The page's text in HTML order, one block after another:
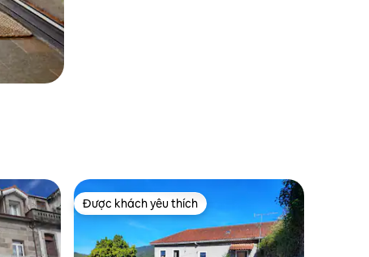
Được khách yêu thích
Được khách yêu thích